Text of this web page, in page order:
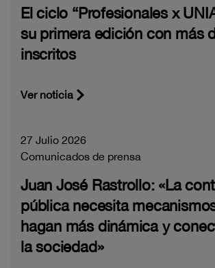
El ciclo “Profesionales x
su primera edición con más
inscritos
Ver noticia
27 Julio 2026
Comunicados de prensa
Juan José Rastrollo: «La
pública necesita
hagan más dinámica y
la sociedad»